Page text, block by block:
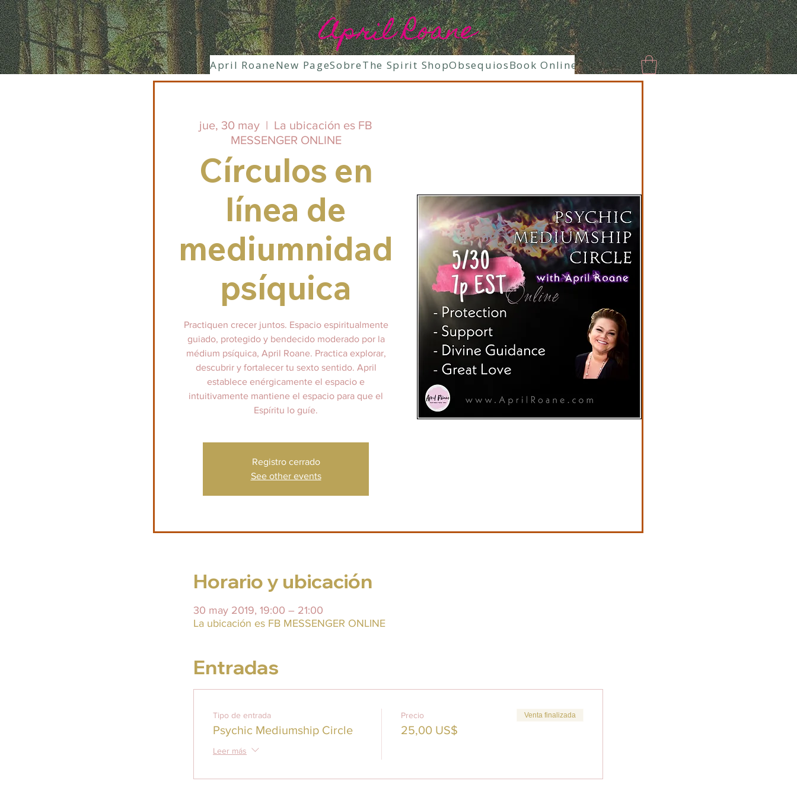
April Roane
April RoaneNew PageSobreThe Spirit ShopObsequiosBook OnlineNew PageParanormalEnlaces
jue, 30 may
  |
La ubicación es FB
MESSENGER ONLINE
Círculos en
línea de
mediumnidad
psíquica
Practiquen crecer juntos. Espacio espiritualmente
guiado, protegido y bendecido moderado por la
médium psíquica, April Roane. Practica explorar,
descubrir y fortalecer tu sexto sentido. April
establece enérgicamente el espacio e
intuitivamente mantiene el espacio para que el
Espíritu lo guíe.
Registro cerrado
See other events
Horario y ubicación
30 may 2019, 19:00 – 21:00
La ubicación es FB MESSENGER ONLINE
Entradas
Tipo de entrada
Psychic Mediumship Circle
Leer más
Precio
25,00 US$
Venta finalizada